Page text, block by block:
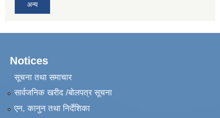
अन्य
Notices
सूचना तथा समाचार
सार्वजनिक खरीद /बोलपत्र सूचना
एन, कानुन तथा निर्देशिका